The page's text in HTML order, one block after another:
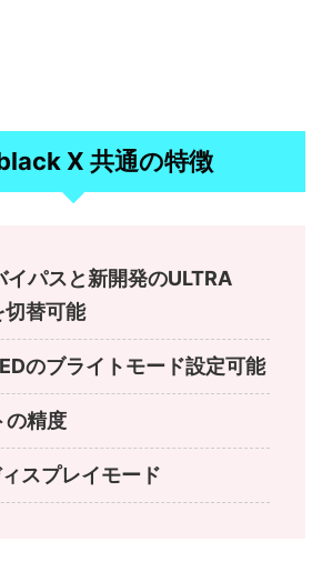
X 共通の特徴
イパスと新開発のULTRA
切替可能
のブライトモード設定可能
の精度
スプレイモード